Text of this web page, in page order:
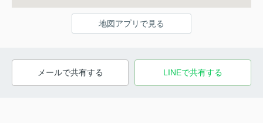
地図アプリで見る
メールで共有する LINEで共有する